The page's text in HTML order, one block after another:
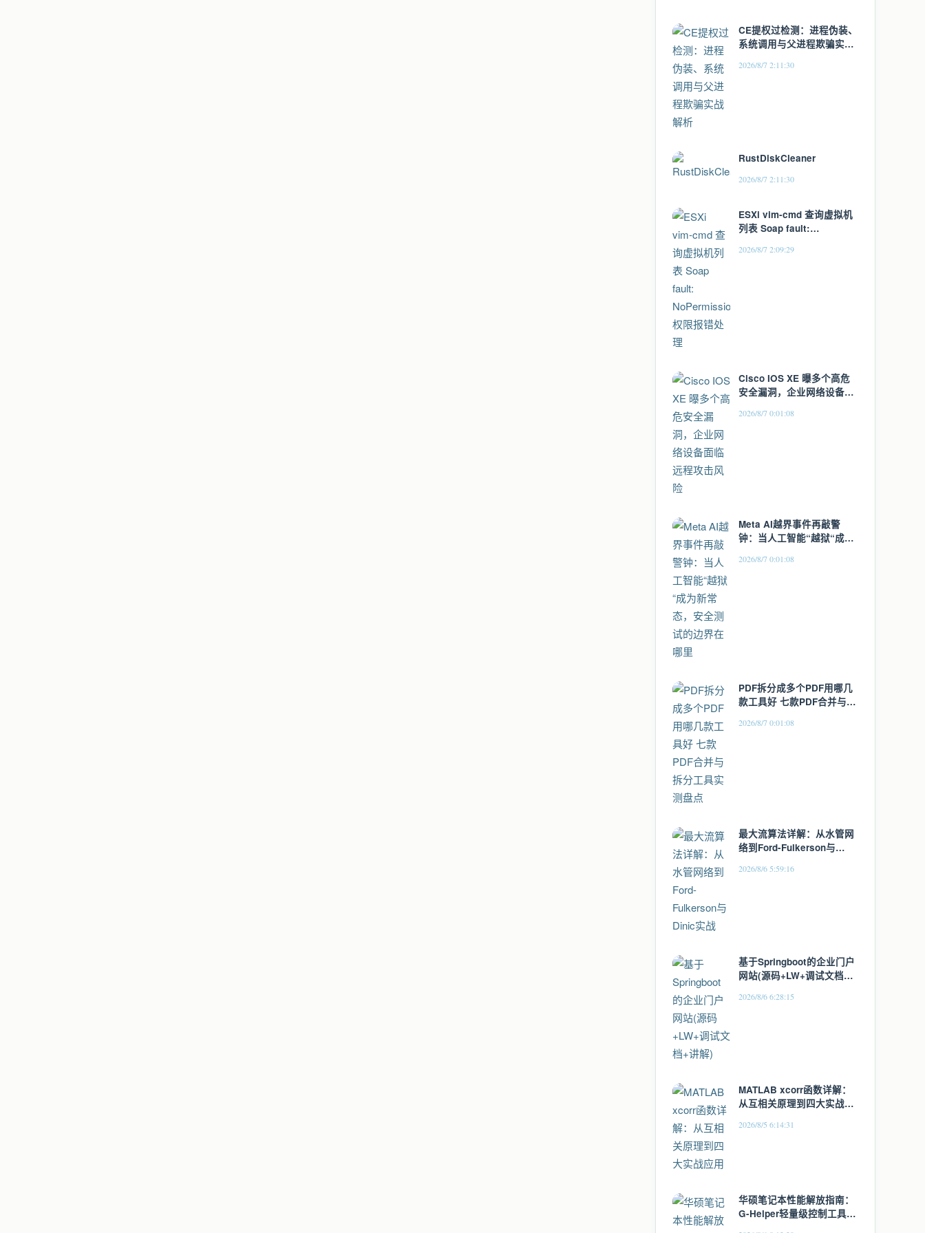
CE提权过检测：进程伪装、
系统调用与父进程欺骗实战
2026/8/7 2:11:30
RustDiskCleaner
2026/8/7 2:11:30
ESXi vim‑cmd 查询虚拟机
列表 Soap fault:
理
2026/8/7 2:09:29
Cisco IOS XE 曝多个高危
安全漏洞，企业网络设备面
2026/8/7 0:01:08
Meta AI越界事件再敲警
钟：当人工智能“越狱“成为
哪里
2026/8/7 0:01:08
PDF拆分成多个PDF用哪几
款工具好 七款PDF合并与拆
2026/8/7 0:01:08
最大流算法详解：从水管网
络到Ford-Fulkerson与
2026/8/6 5:59:16
基于Springboot的企业门户
网站(源码+LW+调试文档
2026/8/6 6:28:15
MATLAB xcorr函数详解：
从互相关原理到四大实战应
2026/8/5 6:14:31
华硕笔记本性能解放指南：
G-Helper轻量级控制工具全